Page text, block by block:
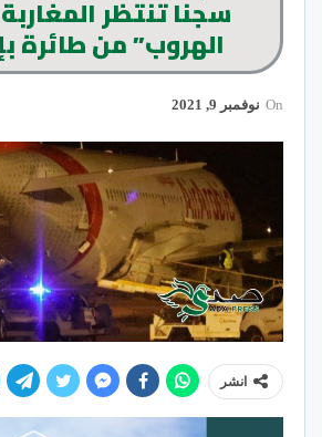
سجنا تنتظر
الهروب” من طائرة
On نوفمبر 9, 2021
انشر